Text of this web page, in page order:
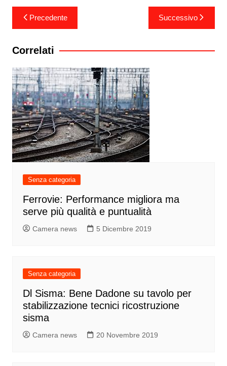
Navigazione
articoli
Precedente Successivo
Correlati
Senza categoria
Ferrovie: Performance migliora ma
serve più qualità e puntualità
Camera news 5 Dicembre 2019
Senza categoria
Dl Sisma: Bene Dadone su tavolo per
stabilizzazione tecnici ricostruzione
sisma
Camera news 20 Novembre 2019